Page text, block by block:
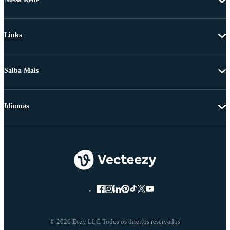
Links
Saiba Mais
© 2026 Eezy LLC Todos os direitos reservados
Idiomas